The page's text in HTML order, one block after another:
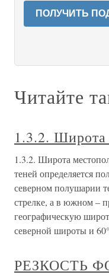
ПОЛУЧИТЬ
Читайте
1.3.2.
1.3.2. Широта
теней определяется
северном полушарии
стрелке, а в южном –
географическую
северной широты и 60°
РЕЗКОСТЬ